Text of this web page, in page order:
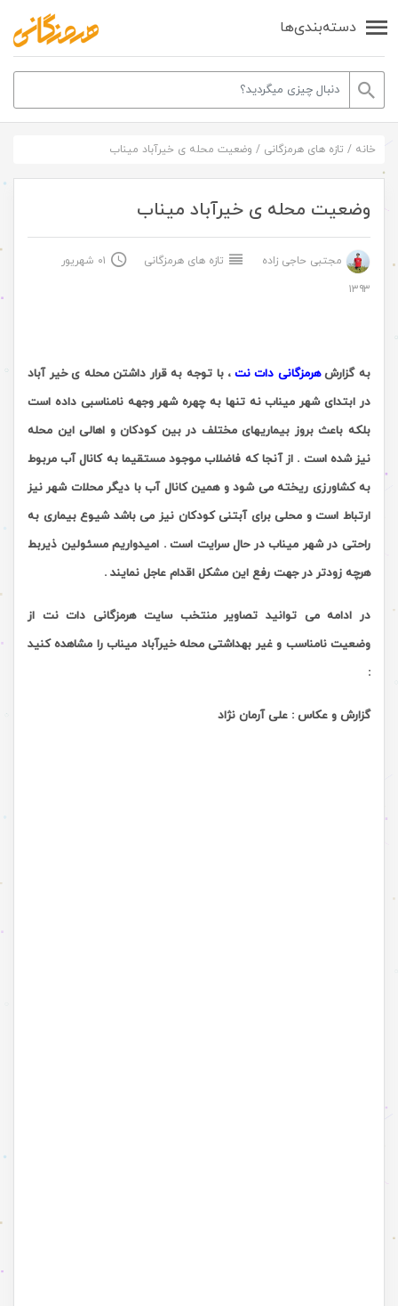
دسته‌بندی‌ها
خانه / تازه های هرمزگانی / وضعیت محله ی خیرآباد میناب
وضعیت محله ی خیرآباد میناب
مجتبی حاجی زاده تازه های هرمزگانی
۰۱ شهریور
۱۳۹۳
به گزارشهرمزگانی دات نت ، با توجه به قرار داشتن محله ی خیر آباد
در ابتدای شهر میناب نه تنها به چهره شهر وجهه نامناسبی داده است
بلکه باعث بروز بیماریهای مختلف در بین کودکان و اهالی این محله
نیز شده است . از آنجا که فاضلاب موجود مستقیما به کانال آب مربوط
به کشاورزی ریخته می شود و همین کانال آب با دیگر محلات شهر نیز
ارتباط است و محلی برای آبتنی کودکان نیز می باشد شیوع بیماری به
راحتی در شهر میناب در حال سرایت است . امیدواریم مسئولین ذیربط
هرچه زودتر در جهت رفع این مشکل اقدام عاجل نمایند .
در ادامه می توانید تصاویر منتخب سایت هرمزگانی دات نت از
وضعیت نامناسب و غیر بهداشتی محله خیرآباد میناب را مشاهده کنید
:
گزارش و عکاس : علی آرمان نژاد